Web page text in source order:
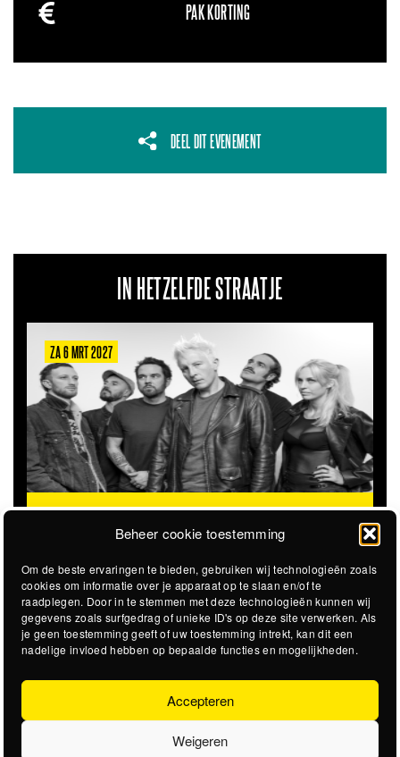
Beheer cookie toestemming
Om de beste ervaringen te bieden, gebruiken wij technologieën zoals
cookies om informatie over je apparaat op te slaan en/of te
raadplegen. Door in te stemmen met deze technologieën kunnen wij
gegevens zoals surfgedrag of unieke ID's op deze site verwerken. Als
je geen toestemming geeft of uw toestemming intrekt, kan dit een
nadelige invloed hebben op bepaalde functies en mogelijkheden.
Accepteren
Weigeren
PAK KORTING
DEEL DIT EVENEMENT
IN HETZELFDE STRAATJE
ZA 6 MRT 2027